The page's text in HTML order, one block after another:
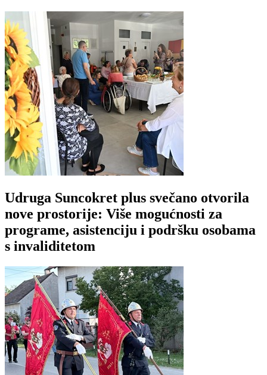
Udruga Suncokret plus svečano otvorila
nove prostorije: Više mogućnosti za
programe, asistenciju i podršku osobama
s invaliditetom